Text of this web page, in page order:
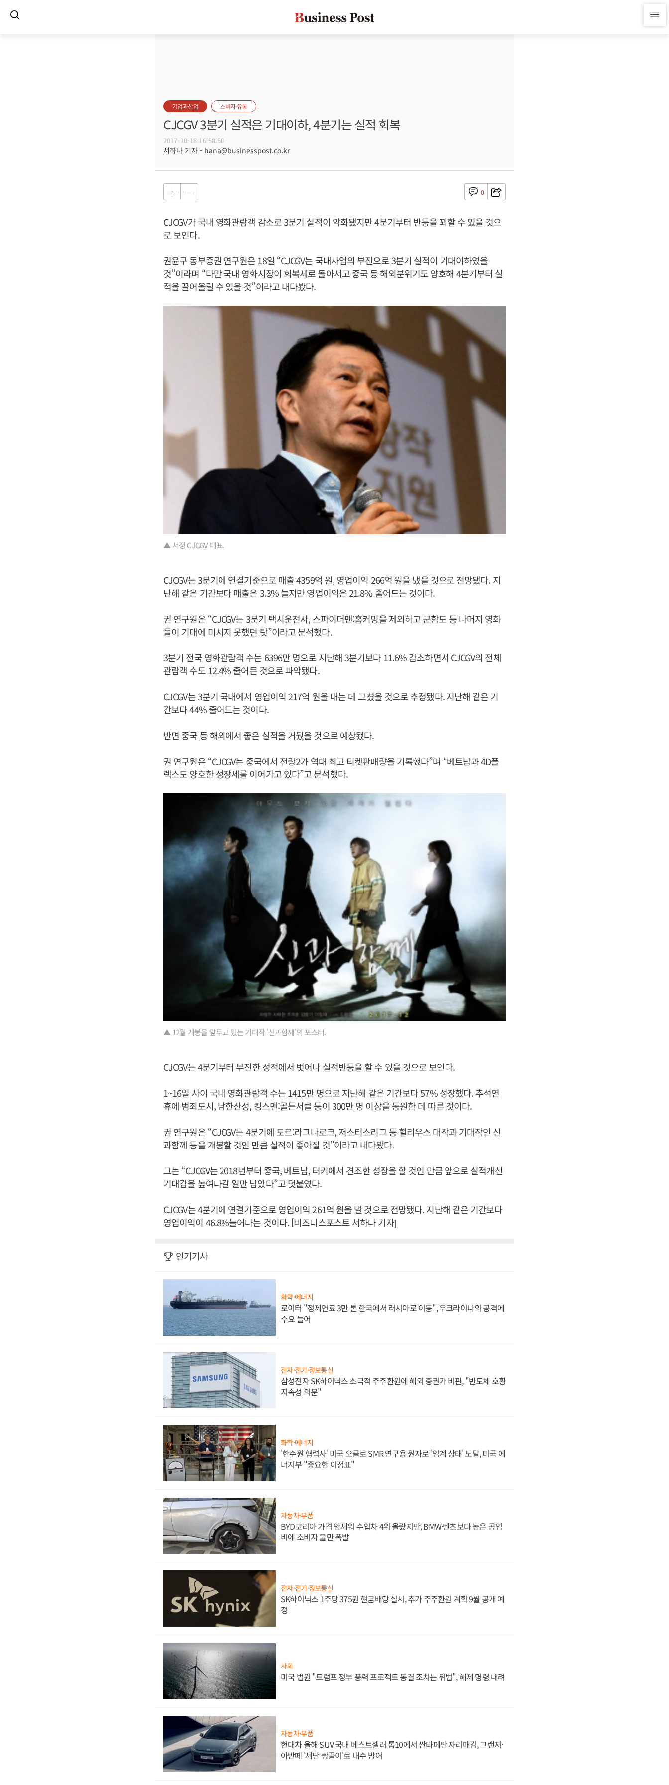
기업과산업 소비자·유통
CJCGV 3분기 실적은 기대이하, 4분기는 실적 회복
2017-10-18 16:58:50
서하나 기자 - hana@businesspost.co.kr
0
CJCGV가 국내 영화관람객 감소로 3분기 실적이 악화됐지만 4분기부터 반등을 꾀할 수 있을 것으
로 보인다.
권윤구 동부증권 연구원은 18일 “CJCGV는 국내사업의 부진으로 3분기 실적이 기대이하였을
것”이라며 “다만 국내 영화시장이 회복세로 돌아서고 중국 등 해외분위기도 양호해 4분기부터 실
적을 끌어올릴 수 있을 것”이라고 내다봤다.
▲ 서정 CJCGV 대표.
CJCGV는 3분기에 연결기준으로 매출 4359억 원, 영업이익 266억 원을 냈을 것으로 전망됐다. 지
난해 같은 기간보다 매출은 3.3% 늘지만 영업이익은 21.8% 줄어드는 것이다.
권 연구원은 “CJCGV는 3분기 택시운전사, 스파이더맨:홈커밍을 제외하고 군함도 등 나머지 영화
들이 기대에 미치지 못했던 탓”이라고 분석했다.
3분기 전국 영화관람객 수는 6396만 명으로 지난해 3분기보다 11.6% 감소하면서 CJCGV의 전체
관람객 수도 12.4% 줄어든 것으로 파악됐다.
CJCGV는 3분기 국내에서 영업이익 217억 원을 내는 데 그쳤을 것으로 추정됐다. 지난해 같은 기
간보다 44% 줄어드는 것이다.
반면 중국 등 해외에서 좋은 실적을 거뒀을 것으로 예상됐다.
권 연구원은 “CJCGV는 중국에서 전랑2가 역대 최고 티켓판매량을 기록했다”며 “베트남과 4D플
렉스도 양호한 성장세를 이어가고 있다”고 분석했다.
▲ 12월 개봉을 앞두고 있는 기대작 '신과함께'의 포스터.
CJCGV는 4분기부터 부진한 성적에서 벗어나 실적반등을 할 수 있을 것으로 보인다.
1~16일 사이 국내 영화관람객 수는 1415만 명으로 지난해 같은 기간보다 57% 성장했다. 추석연
휴에 범죄도시, 남한산성, 킹스맨:골든서클 등이 300만 명 이상을 동원한 데 따른 것이다.
권 연구원은 “CJCGV는 4분기에 토르:라그나로크, 저스티스리그 등 헐리우스 대작과 기대작인 신
과함께 등을 개봉할 것인 만큼 실적이 좋아질 것”이라고 내다봤다.
그는 “CJCGV는 2018년부터 중국, 베트남, 터키에서 견조한 성장을 할 것인 만큼 앞으로 실적개선
기대감을 높여나갈 일만 남았다”고 덧붙였다.
CJCGV는 4분기에 연결기준으로 영업이익 261억 원을 낼 것으로 전망됐다. 지난해 같은 기간보다
영업이익이 46.8%늘어나는 것이다. [비즈니스포스트 서하나 기자]
인기기사
화학·에너지
로이터 "정제연료 3만 톤 한국에서 러시아로 이동", 우크라이나의 공격에
수요 늘어
전자·전기·정보통신
삼성전자 SK하이닉스 소극적 주주환원에 해외 증권가 비판, "반도체 호황
지속성 의문"
화학·에너지
'한수원 협력사' 미국 오클로 SMR 연구용 원자로 '임계 상태' 도달, 미국 에
너지부 "중요한 이정표"
자동차·부품
BYD코리아 가격 앞세워 수입차 4위 올랐지만, BMW·벤츠보다 높은 공임
비에 소비자 불만 폭발
전자·전기·정보통신
SK하이닉스 1주당 375원 현금배당 실시, 추가 주주환원 계획 9월 공개 예
정
사회
미국 법원 "트럼프 정부 풍력 프로젝트 동결 조치는 위법", 해제 명령 내려
자동차·부품
현대차 올해 SUV 국내 베스트셀러 톱10에서 싼타페만 자리매김, 그랜저·
아반떼 '세단 쌍끌이'로 내수 방어